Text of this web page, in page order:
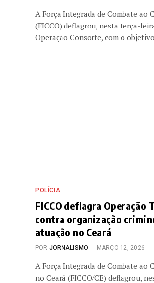
A Força Integrada de Combate ao
(FICCO) deflagrou, nesta terça-
Operação Consorte, com o
POLÍCIA
FICCO deflagra Operação
contra organização
atuação no Ceará
POR JORNALISMO MARÇO 12, 2026
A Força Integrada de Combate ao
no Ceará (FICCO/CE) deflagrou,